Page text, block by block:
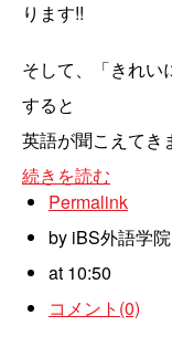
ります!!
そして、「きれい
すると
英語が聞こえてき
続きを読む
Permalink
by iBS外語学院
at 10:50
コメント(0)